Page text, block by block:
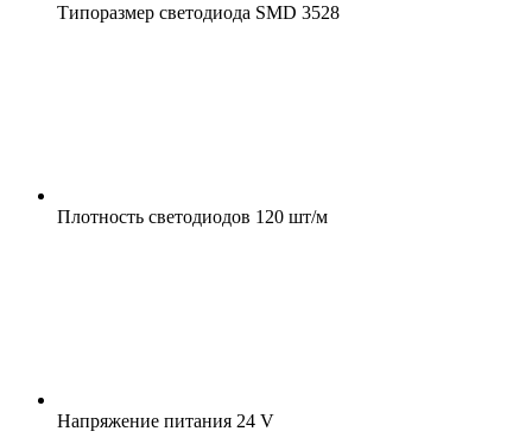
Типоразмер светодиода SMD 3528
Плотность светодиодов 120 шт/м
Напряжение питания 24 V